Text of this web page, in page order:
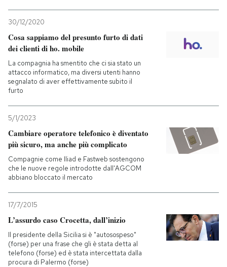
AREA PERSONALE
Entra
30/12/2020
Cosa sappiamo del presunto furto di dati
dei clienti di ho. mobile
La compagnia ha smentito che ci sia stato un
attacco informatico, ma diversi utenti hanno
segnalato di aver effettivamente subito il
furto
5/1/2023
Cambiare operatore telefonico è diventato
più sicuro, ma anche più complicato
Compagnie come Iliad e Fastweb sostengono
che le nuove regole introdotte dall'AGCOM
abbiano bloccato il mercato
17/7/2015
L’assurdo caso Crocetta, dall’inizio
Il presidente della Sicilia si è "autosospeso"
(forse) per una frase che gli è stata detta al
telefono (forse) ed è stata intercettata dalla
procura di Palermo (forse)